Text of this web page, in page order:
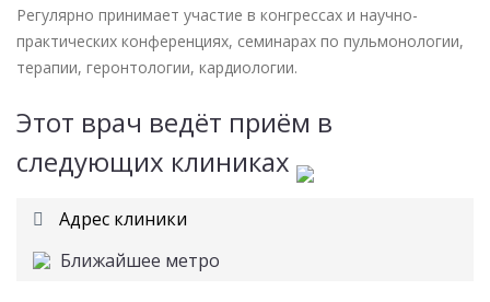
Регулярно принимает участие в конгрессах и научно-
практических конференциях, семинарах по пульмонологии,
терапии, геронтологии, кардиологии.
Этот врач ведёт приём в
следующих клиниках
Адрес клиники
Ближайшее метро